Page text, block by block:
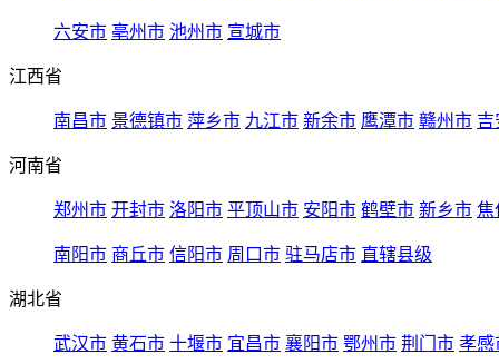
六安市 亳州市 池州市 宣城市
江西省
南昌市 景德镇市 萍乡市 九江市 新余市 鹰潭市 赣州市 吉
河南省
郑州市 开封市 洛阳市 平顶山市 安阳市 鹤壁市 新乡市 焦
南阳市 商丘市 信阳市 周口市 驻马店市 直辖县级
湖北省
武汉市 黄石市 十堰市 宜昌市 襄阳市 鄂州市 荆门市 孝感